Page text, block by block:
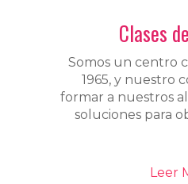
Clases
Somos un centro
1965, y nuestro
formar a nuestros
soluciones para
Leer